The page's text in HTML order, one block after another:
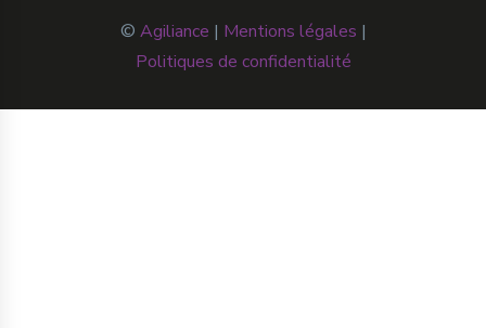
© Agiliance | Mentions légales |
Politiques de confidentialité